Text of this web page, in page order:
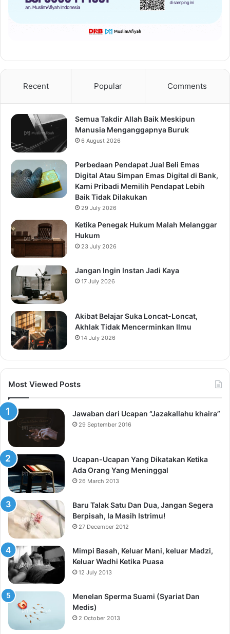
Recent Popular Comments
Semua Takdir Allah Baik Meskipun
Manusia Menganggapnya Buruk
6 August 2026
Perbedaan Pendapat Jual Beli Emas
Digital Atau Simpan Emas Digital di Bank,
Kami Pribadi Memilih Pendapat Lebih
Baik Tidak Dilakukan
29 July 2026
Ketika Penegak Hukum Malah Melanggar
Hukum
23 July 2026
Jangan Ingin Instan Jadi Kaya
17 July 2026
Akibat Belajar Suka Loncat-Loncat,
Akhlak Tidak Mencerminkan Ilmu
14 July 2026
Most Viewed Posts
Jawaban dari Ucapan “Jazakallahu khaira”
29 September 2016
Ucapan-Ucapan Yang Dikatakan Ketika
Ada Orang Yang Meninggal
26 March 2013
Baru Talak Satu Dan Dua, Jangan Segera
Berpisah, Ia Masih Istrimu!
27 December 2012
Mimpi Basah, Keluar Mani, keluar Madzi,
Keluar Wadhi Ketika Puasa
12 July 2013
Menelan Sperma Suami (Syariat Dan
Medis)
2 October 2013